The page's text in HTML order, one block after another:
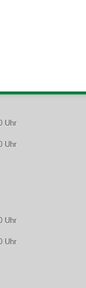
Uhr
Uhr
Uhr
Uhr